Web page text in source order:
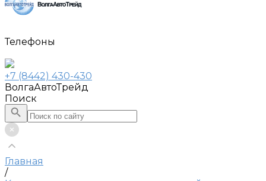
Телефоны
+7 (8442) 430-430
ВолгаАвтоТрейд
Поиск
Главная
/